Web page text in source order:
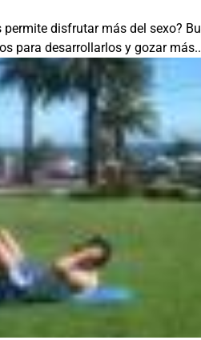
disfrutar más del sexo?
para desarrollarlos y gozar